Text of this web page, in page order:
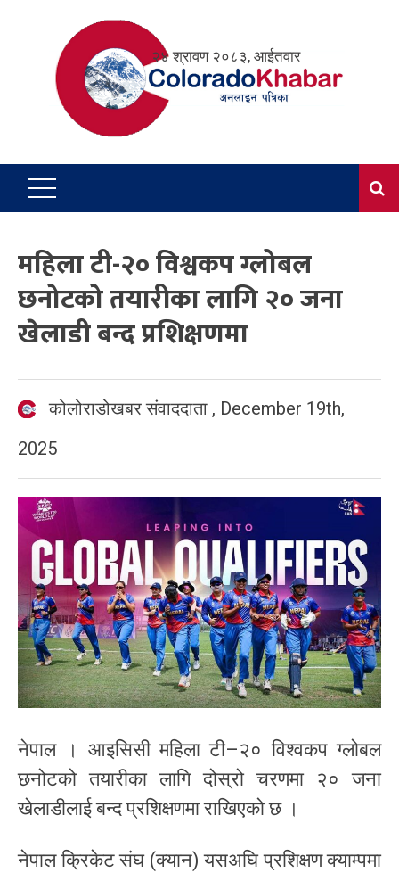
२४ श्रावण २०८३, आईतवार
महिला टी-२० विश्वकप ग्लोबल
छनोटको तयारीका लागि २० जना
खेलाडी बन्द प्रशिक्षणमा
कोलोराडोखबर संवाददाता , December 19th,
2025
नेपाल । आइसिसी महिला टी–२० विश्वकप ग्लोबल
छनोटको तयारीका लागि दोस्रो चरणमा २० जना
खेलाडीलाई बन्द प्रशिक्षणमा राखिएको छ ।
नेपाल क्रिकेट संघ (क्यान) यसअघि प्रशिक्षण क्याम्पमा